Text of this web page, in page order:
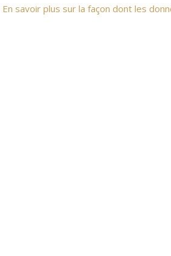
En savoir plus sur la façon dont les